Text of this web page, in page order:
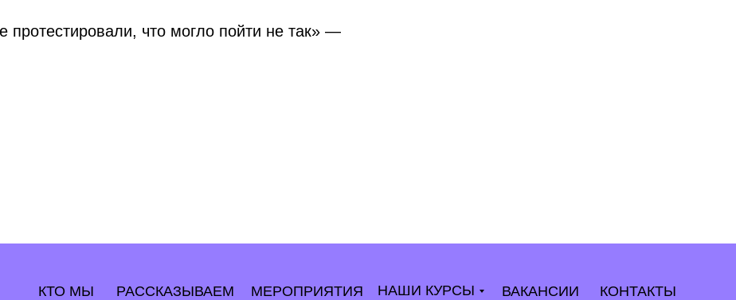
что могло пойти не так» —
КТО МЫ РАССКАЗЫВАЕМ НАШИ КУРСЫ ВАКАНСИИ КОНТАКТЫ
МЕРОПРИЯТИЯ